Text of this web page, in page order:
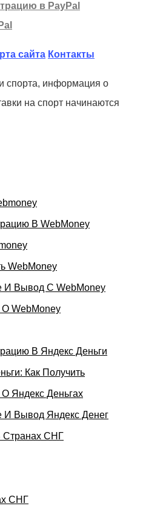
в PayPal
сайта Контакты
спорта, информация о
на спорт начинаются
В WebMoney
WebMoney
И Вывод С WebMoney
WebMoney
В Яндекс Деньги
Как Получить
Яндекс Деньгах
И Вывод Яндекс Денег
Странах СНГ
СНГ